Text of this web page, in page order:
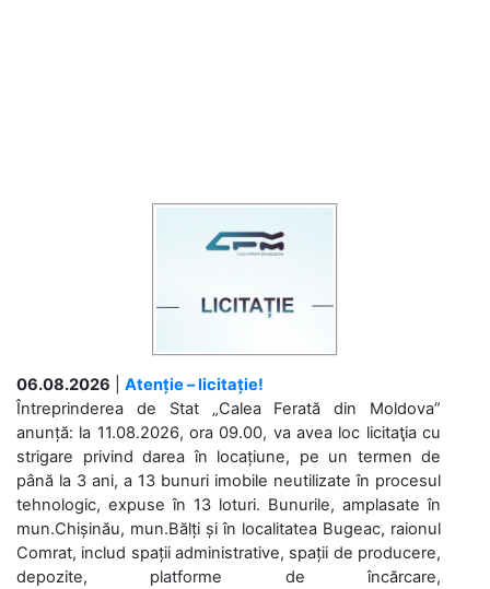
06.08.2026
Atenție – licitație!
Întreprinderea de Stat „Calea Ferată din Moldova”
anunță: la 11.08.2026, ora 09.00, va avea loc licitaţia cu
strigare privind darea în locațiune, pe un termen de
până la 3 ani, a 13 bunuri imobile neutilizate în procesul
tehnologic, expuse în 13 loturi. Bunurile, amplasate în
mun.Chișinău, mun.Bălți și în localitatea Bugeac, raionul
Comrat, includ spații administrative, spații de producere,
depozite, platforme de încărcare,